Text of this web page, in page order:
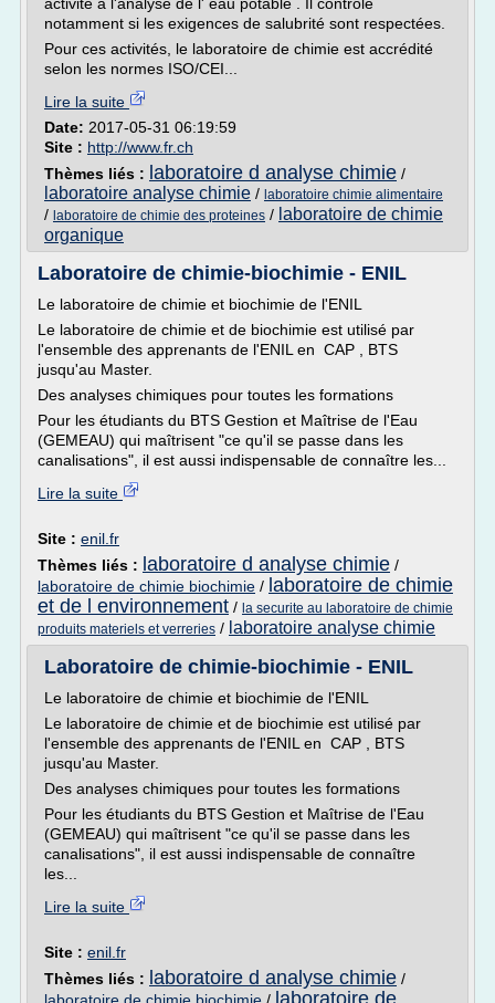
notamment si les exigences de salubrité sont respectées.
Pour ces activités, le laboratoire de chimie est accrédité
selon les normes ISO/CEI...
Lire la suite
Date: 2017-05-31 06:19:59
Site : http://www.fr.ch
Thèmes liés : laboratoire d analyse chimie /
laboratoire analyse chimie / laboratoire chimie alimentaire
/ laboratoire de chimie des proteines / laboratoire de chimie
organique
Laboratoire de chimie-biochimie - ENIL
Le laboratoire de chimie et biochimie de l'ENIL
Le laboratoire de chimie et de biochimie est utilisé par
l'ensemble des apprenants de l'ENIL en CAP , BTS
jusqu'au Master.
Des analyses chimiques pour toutes les formations
Pour les étudiants du BTS Gestion et Maîtrise de l'Eau
(GEMEAU) qui maîtrisent "ce qu'il se passe dans les
canalisations", il est aussi indispensable de connaître les...
Lire la suite
Site : enil.fr
Thèmes liés : laboratoire d analyse chimie /
laboratoire de chimie biochimie / laboratoire de chimie
et de l environnement / la securite au laboratoire de chimie
produits materiels et verreries / laboratoire analyse chimie
Laboratoire de chimie-biochimie - ENIL
Le laboratoire de chimie et biochimie de l'ENIL
Le laboratoire de chimie et de biochimie est utilisé par
l'ensemble des apprenants de l'ENIL en CAP , BTS
jusqu'au Master.
Des analyses chimiques pour toutes les formations
Pour les étudiants du BTS Gestion et Maîtrise de l'Eau
(GEMEAU) qui maîtrisent "ce qu'il se passe dans les
canalisations", il est aussi indispensable de connaître
les...
Lire la suite
Site : enil.fr
Thèmes liés : laboratoire d analyse chimie /
laboratoire de